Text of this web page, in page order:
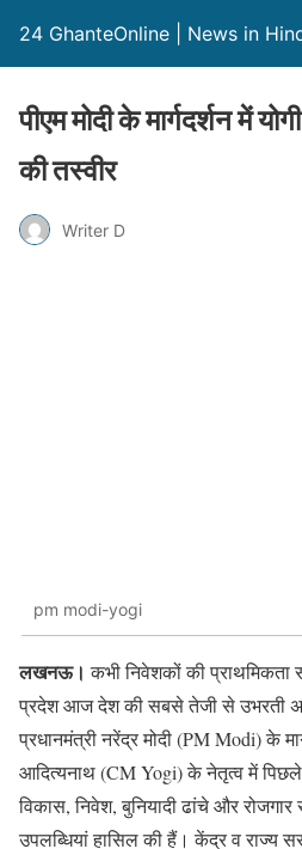
24 GhanteOnline | News in
पीएम मोदी के मार्गदर्शन में
की तस्वीर
Writer D
pm modi-yogi
लखनऊ। कभी निवेशकों की प्राथमिकता
प्रदेश आज देश की सबसे तेजी से उभरती
प्रधानमंत्री नरेंद्र मोदी (PM Modi) के
आदित्यनाथ (CM Yogi) के नेतृत्व में पिछले
विकास, निवेश, बुनियादी ढांचे और
उपलब्धियां हासिल की हैं। केंद्र व राज्य